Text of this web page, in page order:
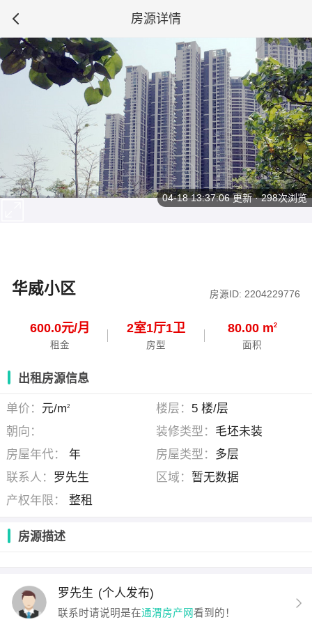
房源详情
华威小区 房源ID: 2204229776
600.0元/月
租金
2室1厅1卫
房型
80.00 m2
面积
04-18 13:37:06更新 · 298次浏览
出租房源信息
单价： 元/m2 楼层： 5 楼/层
朝向：
装修类型： 毛坯未装
房屋年代：
年 房屋类型： 多层
联系人： 罗先生 区域： 暂无数据
产权年限：
整租
房源描述
罗先生 (个人发布)
联系时请说明是在通渭房产网看到的！